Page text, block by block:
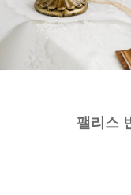
팰리스